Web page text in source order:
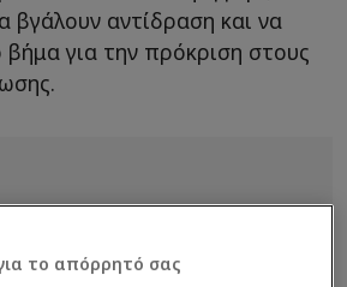
βγάλουν αντίδραση και να
για την πρόκριση στους
το απόρρητό σας